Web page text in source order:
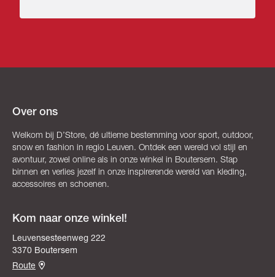
Over ons
Welkom bij D’Store, dé ultieme bestemming voor sport, outdoor,
snow en fashion in regio Leuven. Ontdek een wereld vol stijl en
avontuur, zowel online als in onze winkel in Boutersem. Stap
binnen en verlies jezelf in onze inspirerende wereld van kleding,
accessoires en schoenen.
Kom naar onze winkel!
Leuvensesteenweg 222
3370 Boutersem
Route